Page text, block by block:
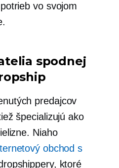
vo svojom
spodnej
predajcov
špecializujú ako
Niaho
obchod s
ktoré